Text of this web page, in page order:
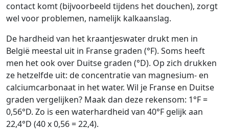
contact komt (bijvoorbeeld tijdens het douchen), zorgt
wel voor problemen, namelijk kalkaanslag.
De hardheid van het kraantjeswater drukt men in
België meestal uit in Franse graden (°F). Soms heeft
men het ook over Duitse graden (°D). Op zich drukken
ze hetzelfde uit: de concentratie van magnesium- en
calciumcarbonaat in het water. Wil je Franse en Duitse
graden vergelijken? Maak dan deze rekensom: 1°F =
0,56°D. Zo is een waterhardheid van 40°F gelijk aan
22,4°D (40 x 0,56 = 22,4).